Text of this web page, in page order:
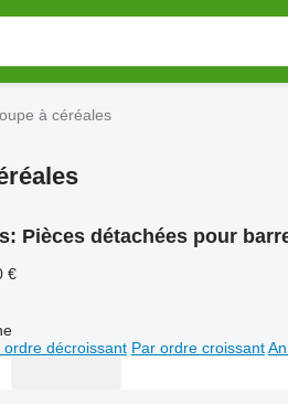
à céréales
Pièces détachées pour
€
ordre décroissant Par ordre croissant